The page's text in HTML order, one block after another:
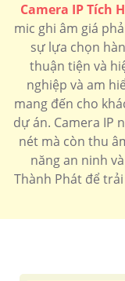
Camera IP Tích
mic ghi âm giá
sự lựa chọn
thuận tiện và
nghiệp và am
mang đến cho
dự án. Camera IP
nét mà còn thu
năng an ninh
Thành Phát để